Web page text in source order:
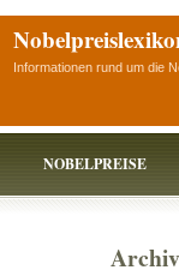
Informationen rund um die
NOBELPREISE